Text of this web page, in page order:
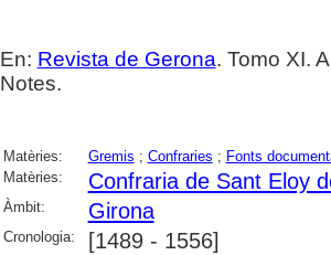
En: Revista de Gerona. Tomo XI.
Notes.
Matèries: Gremis ; Confraries ; Fonts
Matèries:
Confraria de Sant Eloy
Àmbit: Girona
Cronologia: [1489 - 1556]